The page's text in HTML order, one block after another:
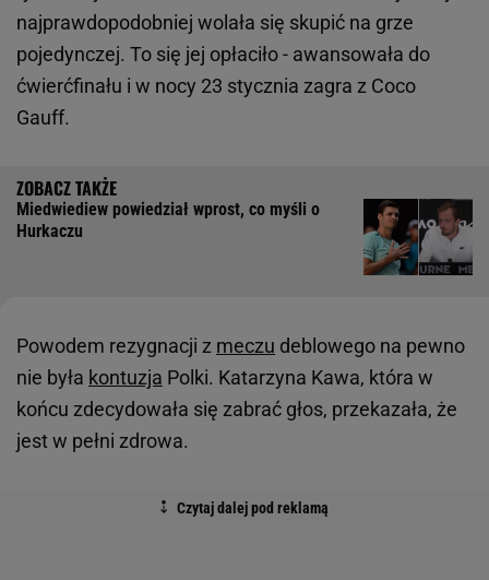
najprawdopodobniej wolała się skupić na grze
pojedynczej. To się jej opłaciło - awansowała do
ćwierćfinału i w nocy 23 stycznia zagra z Coco
Gauff.
Miedwiediew powiedział wprost, co myśli o
Hurkaczu
Powodem rezygnacji z meczu deblowego na pewno
nie była kontuzja Polki. Katarzyna Kawa, która w
końcu zdecydowała się zabrać głos, przekazała, że
jest w pełni zdrowa.